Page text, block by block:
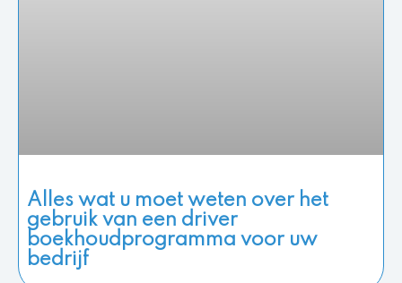
Alles wat u moet weten over het
gebruik van een driver
boekhoudprogramma voor uw
bedrijf